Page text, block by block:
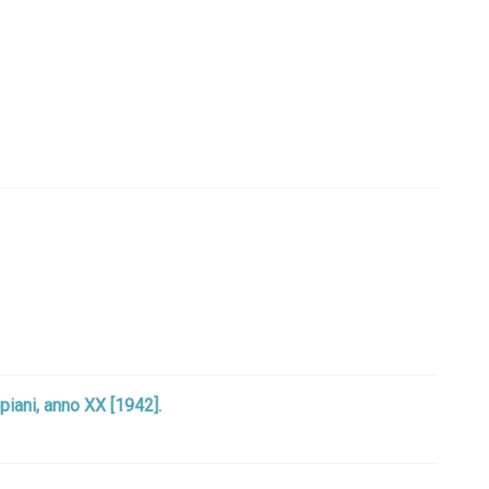
anno XX [1942].